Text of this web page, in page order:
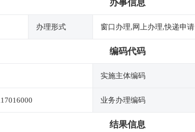
办事信息
办理形式 窗口办理,网上办理,快递申请
编码代码
实施主体编码
业务办理编码
结果信息